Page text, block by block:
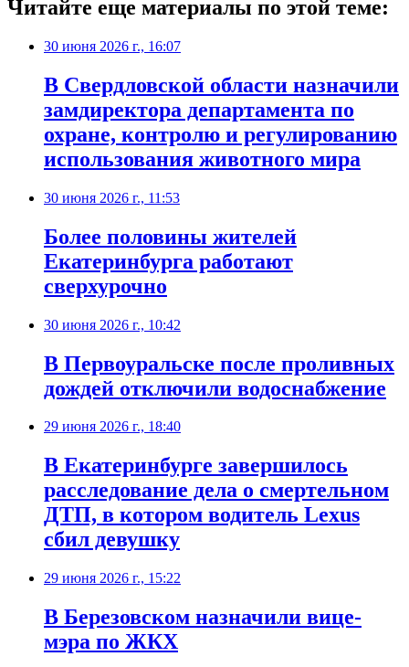
Читайте еще материалы по этой теме:
30 июня 2026 г., 16:07
В Свердловской области назначили
замдиректора департамента по
охране, контролю и регулированию
использования животного мира
30 июня 2026 г., 11:53
Более половины жителей
Екатеринбурга работают
сверхурочно
30 июня 2026 г., 10:42
В Первоуральске после проливных
дождей отключили водоснабжение
29 июня 2026 г., 18:40
В Екатеринбурге завершилось
расследование дела о смертельном
ДТП, в котором водитель Lexus
сбил девушку
29 июня 2026 г., 15:22
В Березовском назначили вице-
мэра по ЖКХ